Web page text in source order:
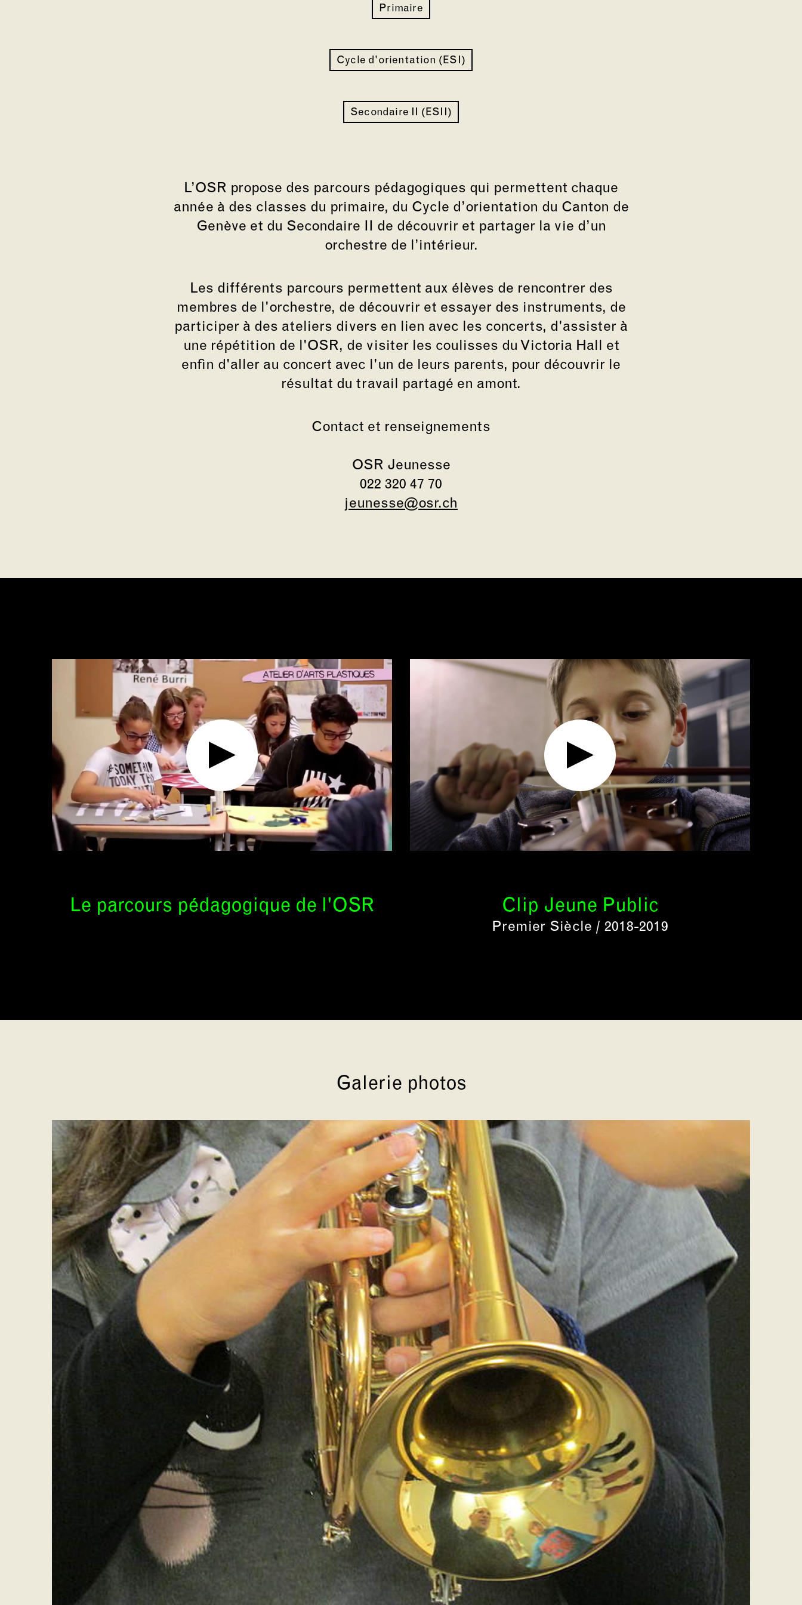
Primaire
Cycle d'orientation (ESI)
Secondaire II (ESII)
L’OSR propose des parcours pédagogiques qui permettent chaque
année à des classes du primaire, du Cycle d’orientation du Canton de
Genève et du Secondaire II de découvrir et partager la vie d’un
orchestre de l’intérieur.
Les différents parcours permettent aux élèves de rencontrer des
membres de l'orchestre, de découvrir et essayer des instruments, de
participer à des ateliers divers en lien avec les concerts, d'assister à
une répétition de l'OSR, de visiter les coulisses du Victoria Hall et
enfin d'aller au concert avec l'un de leurs parents, pour découvrir le
résultat du travail partagé en amont.
Contact et renseignements
OSR Jeunesse
022 320 47 70
jeunesse@osr.ch
Le parcours pédagogique de l'OSR Clip Jeune Public
Premier Siècle / 2018-2019
Galerie photos